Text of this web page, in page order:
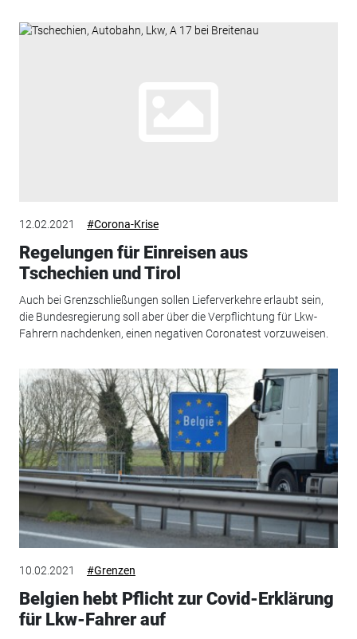
12.02.2021 #Corona-Krise
Regelungen für Einreisen aus
Tschechien und Tirol
Auch bei Grenzschließungen sollen Lieferverkehre erlaubt sein,
die Bundesregierung soll aber über die Verpflichtung für Lkw-
Fahrern nachdenken, einen negativen Coronatest vorzuweisen.
10.02.2021 #Grenzen
Belgien hebt Pflicht zur Covid-Erklärung
für Lkw-Fahrer auf